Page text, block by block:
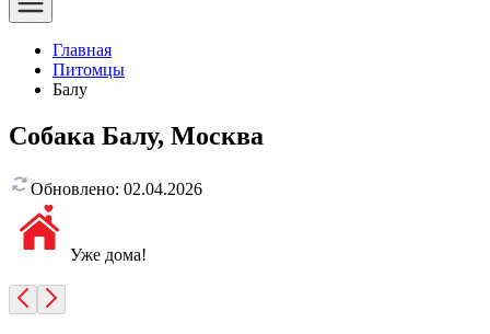
Главная
Питомцы
Балу
Собака Балу, Москва
Обновлено: 02.04.2026
Уже дома!